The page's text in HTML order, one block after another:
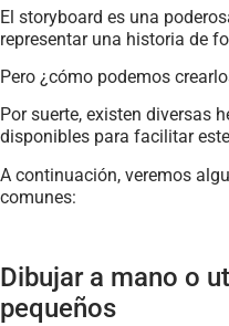
El storyboard es una
representar una historia de
Pero ¿cómo podemos
Por suerte, existen diversas
disponibles para facilitar
A continuación, veremos
comunes:
Dibujar a mano o
pequeños